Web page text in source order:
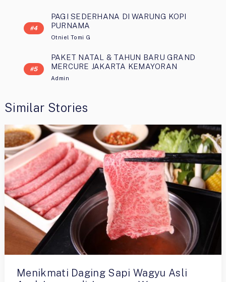
PAGI SEDERHANA DI WARUNG KOPI
PURNAMA
Otniel Tomi G
PAKET NATAL & TAHUN BARU GRAND
MERCURE JAKARTA KEMAYORAN
Admin
Similar Stories
Menikmati Daging Sapi Wagyu Asli